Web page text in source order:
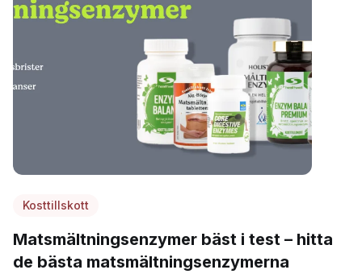
Kosttillskott
Matsmältningsenzymer bäst i test – hitta
de bästa matsmältningsenzymerna